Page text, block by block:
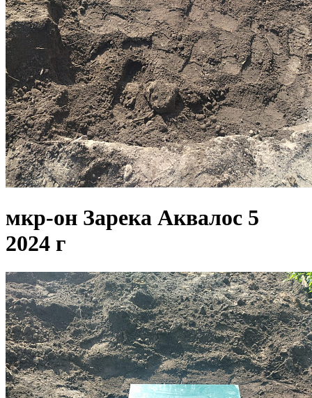
мкр-он Зарека Аквалос 5
2024 г